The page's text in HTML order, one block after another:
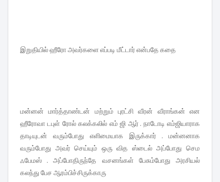
இறுதியில் ஹீரோ அவர்களை எப்படி மீட்டார் என்பதே கதை
மன்னன் மார்த்தாண்டன் மற்றும் புரட்சி வீரன் வீராங்கன் என
ஹீரோவா டபுள் ரோல் கலக்கலில் எம் ஜி ஆர் . நாடோடி எம்ஜியாராக
தாடியுடன் வரும்போது எளிமையாக இருக்கார் . மன்னனாக
வரும்போது அவர் செய்யும் ஒரு வித ஸ்டைல் அப்போது செம
ஃபேமஸ் . அப்போதிருந்தே வசனங்கள் பேசும்போது அரசியல்
கலந்து பேச ஆரம்பிச்சிருக்காரு